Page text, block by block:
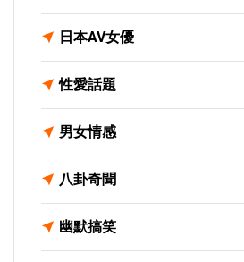
日本AV女優
性愛話題
男女情感
八卦奇聞
幽默搞笑